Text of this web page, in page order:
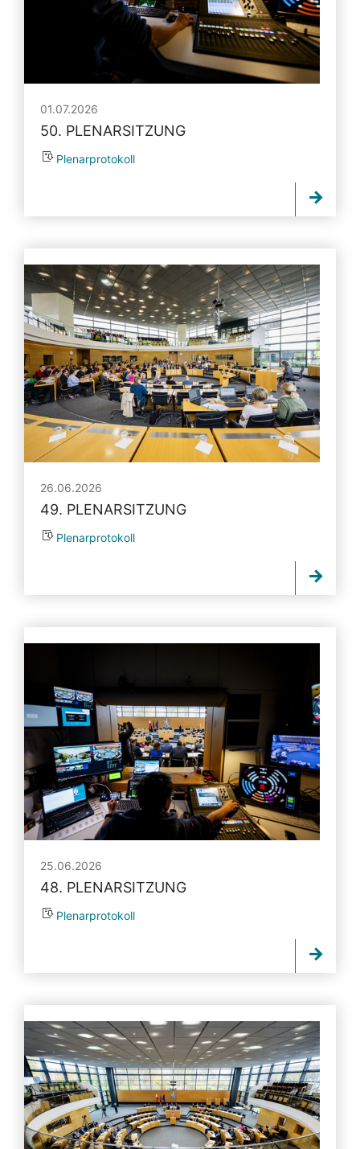
01.07.2026
50. PLENARSITZUNG
Plenarprotokoll
26.06.2026
49. PLENARSITZUNG
Plenarprotokoll
25.06.2026
48. PLENARSITZUNG
Plenarprotokoll